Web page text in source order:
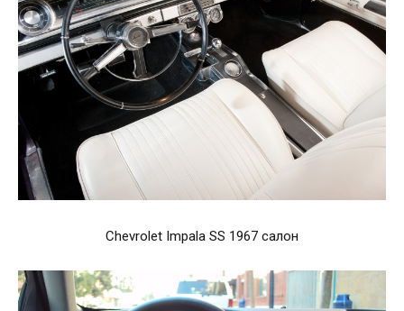
Chevrolet Impala SS 1967 салон